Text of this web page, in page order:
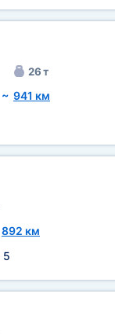
26 т
~ 941 км
892 км
5